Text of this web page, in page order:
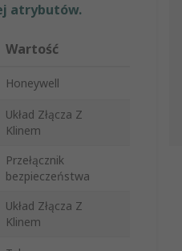
atrybutów.
Wartość
Honeywell
Układ Złącza Z
Klinem
Przełącznik
bezpieczeństwa
Układ Złącza Z
Klinem